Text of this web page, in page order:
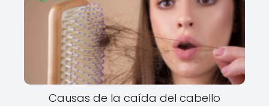
Causas de la caída del cabello